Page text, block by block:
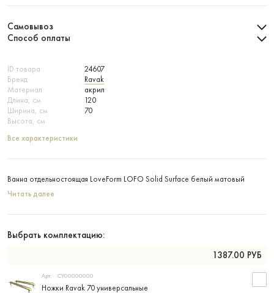
ID товара
24607
Бренд
Ravak
Материал
акрил
Длина, см
120
Ширина, см
70
Высота, см
Все характеристики
Ванна отдельностоящая LoveForm LOFO Solid Surface белый матовый
Читать далее
Выбрать комплектацию:
1387.00 РУБ
Ножки Ravak 70 универсальные
Арт: CY00000000
Самовывоз
Способ оплаты